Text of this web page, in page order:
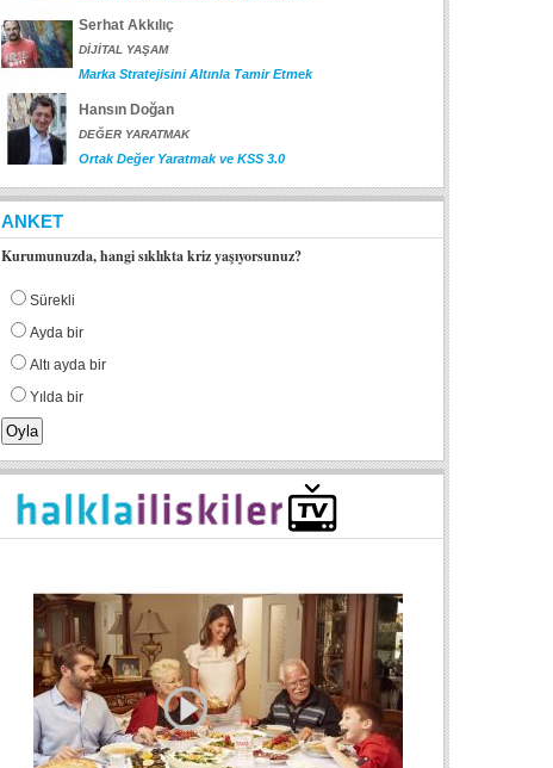
Serhat Akkılıç
DİJİTAL YAŞAM
Marka Stratejisini Altınla Tamir Etmek
Hansın Doğan
DEĞER YARATMAK
Ortak Değer Yaratmak ve KSS 3.0
ANKET
Kurumunuzda, hangi sıklıkta kriz yaşıyorsunuz?
Sürekli
Ayda bir
Altı ayda bir
Yılda bir